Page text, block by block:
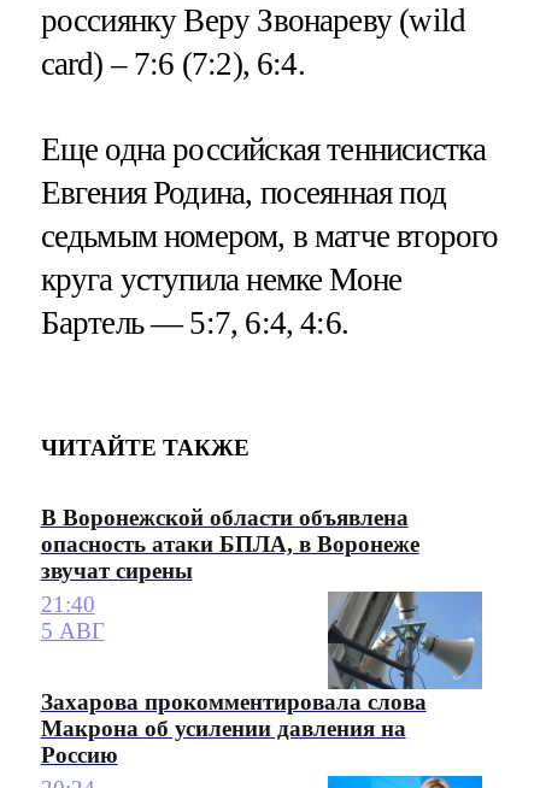
россиянку Веру Звонареву (wild
card) – 7:6 (7:2), 6:4.
Еще одна российская теннисистка
Евгения Родина, посеянная под
седьмым номером, в матче второго
круга уступила немке Моне
Бартель — 5:7, 6:4, 4:6​​​.
ЧИТАЙТЕ ТАКЖЕ
В Воронежской области объявлена
опасность атаки БПЛА, в Воронеже
звучат сирены
21:40
5 АВГ
Захарова прокомментировала слова
Макрона об усилении давления на
Россию